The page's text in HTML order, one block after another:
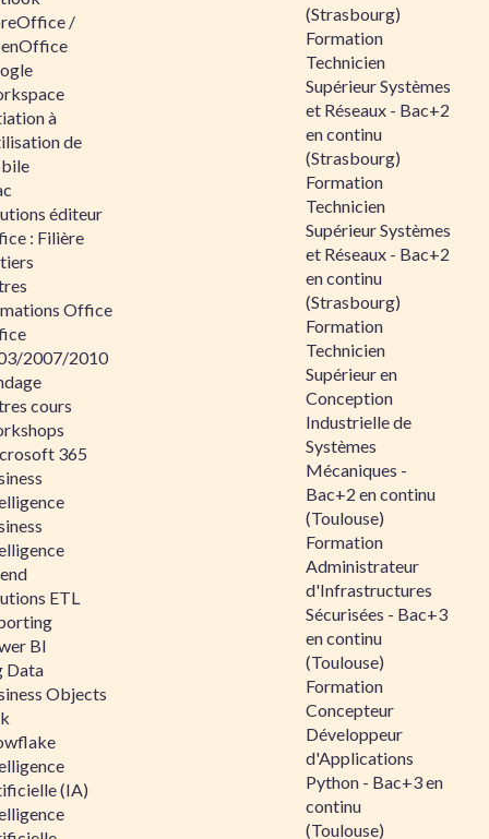
/
à
de
éditeur
: Filière
Office
2007/2010
cours
365
ETL
BI
Data
Objects
(IA)
(Strasbourg)
Formation
Technicien
Supérieur Systèmes
et Réseaux - Bac+2
en continu
(Strasbourg)
Formation
Technicien
Supérieur Systèmes
et Réseaux - Bac+2
en continu
(Strasbourg)
Formation
Technicien
Supérieur en
Conception
Industrielle de
Systèmes
Mécaniques -
Bac+2 en continu
(Toulouse)
Formation
Administrateur
d'Infrastructures
Sécurisées - Bac+3
en continu
(Toulouse)
Formation
Concepteur
Développeur
d'Applications
Python - Bac+3 en
continu
(Toulouse)